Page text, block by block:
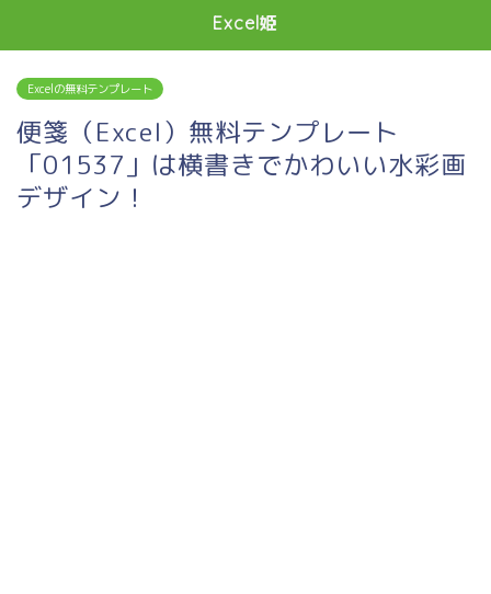
Excel姫
Excelの無料テンプレート
便箋（Excel）無料テンプレート
「01537」は横書きでかわいい水彩画
デザイン！